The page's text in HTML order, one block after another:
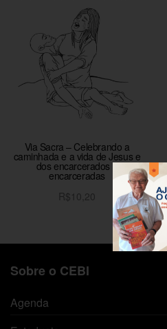
Via Sacra – Celebrando a
caminhada e a vida de Jesus e
dos encarcerados e
encarceradas
R$ 10,20
Adicionar ao carrinho
Sobre o CEBI
Agenda